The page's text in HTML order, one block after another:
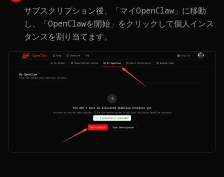
サブスクリプション後、「マイOpenClaw」に移動
し、「OpenClawを開始」をクリックして個人インス
タンスを割り当てます。